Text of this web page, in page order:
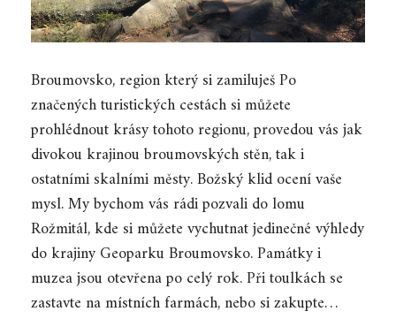
Broumovsko, region který si zamiluješ Po
značených turistických cestách si můžete
prohlédnout krásy tohoto regionu, provedou vás jak
divokou krajinou broumovských stěn, tak i
ostatními skalními městy. Božský klid ocení vaše
mysl. My bychom vás rádi pozvali do lomu
Rožmitál, kde si můžete vychutnat jedinečné výhledy
do krajiny Geoparku Broumovsko. Památky i
muzea jsou otevřena po celý rok. Při toulkách se
zastavte na místních farmách, nebo si zakupte…